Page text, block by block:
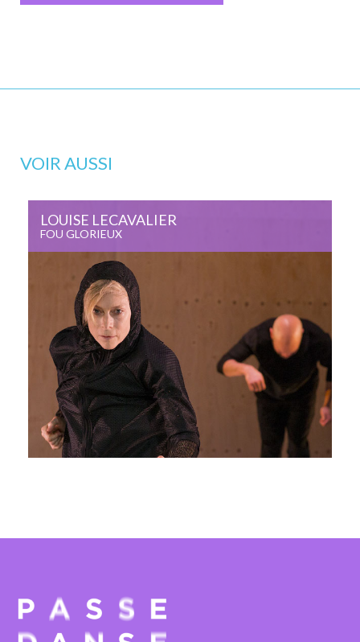
VOIR AUSSI
LOUISE LECAVALIER
FOU GLORIEUX
VERNIER CULTURE